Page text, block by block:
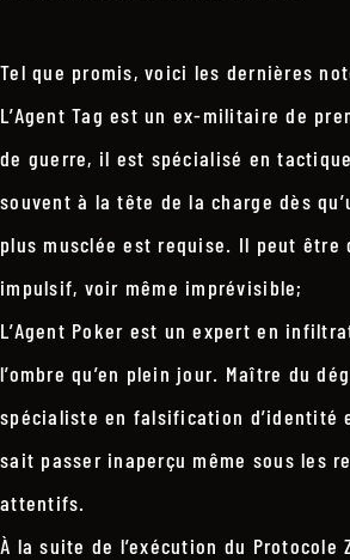
Tel que promis, voici les dernières
L’Agent Tag est un ex-militaire de
de guerre, il est spécialisé en
souvent à la tête de la charge dès
plus musclée est requise. Il peut être
impulsif, voir même imprévisible;
L’Agent Poker est un expert en
l’ombre qu’en plein jour. Maître du
spécialiste en falsification
sait passer inaperçu même sous les
attentifs.
À la suite de l’exécution du Protocole